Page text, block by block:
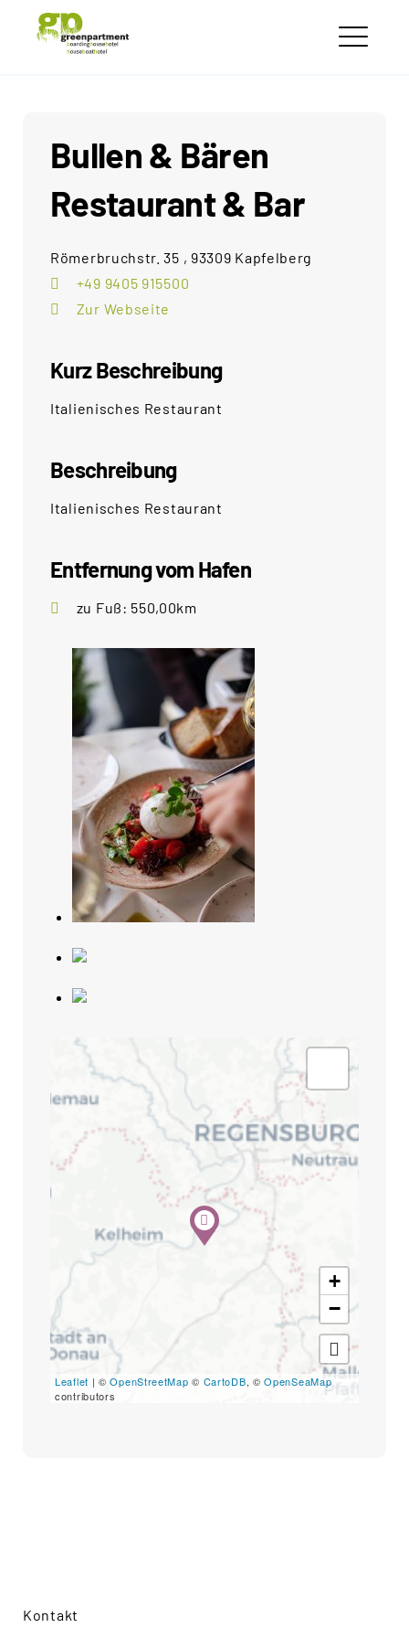
greenpartment
houseboathotels
Search
for:
Bullen & Bären
Restaurant & Bar
Römerbruchstr. 35 , 93309 Kapfelberg
+49 9405 915500
Zur Webseite
Kurz Beschreibung
Italienisches Restaurant
Beschreibung
Italienisches Restaurant
Entfernung vom Hafen
zu Fuß: 550,00km
+
−
Leaflet | ©OpenStreetMap © CartoDB, ©OpenSeaMap
contributors
Kontakt